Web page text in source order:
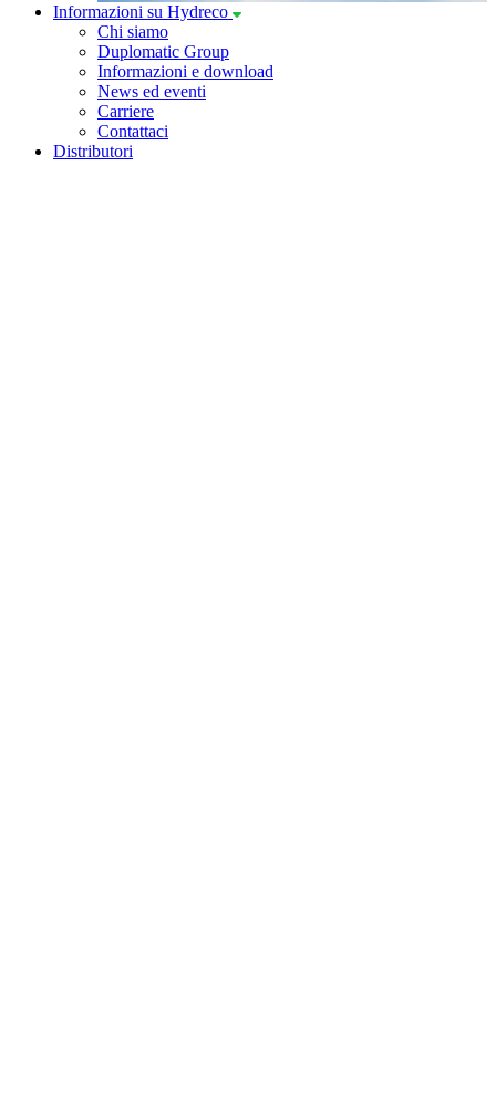
Informazioni su Hydreco
Chi siamo
Duplomatic Group
Informazioni e download
News ed eventi
Carriere
Contattaci
Distributori